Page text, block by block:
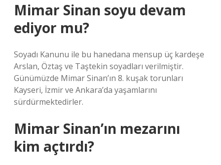
Mimar Sinan soyu devam
ediyor mu?
Soyadı Kanunu ile bu hanedana mensup üç kardeşe
Arslan, Öztaş ve Taştekin soyadları verilmiştir.
Günümüzde Mimar Sinan’ın 8. kuşak torunları
Kayseri, İzmir ve Ankara’da yaşamlarını
sürdürmektedirler.
Mimar Sinan’ın mezarını
kim açtırdı?